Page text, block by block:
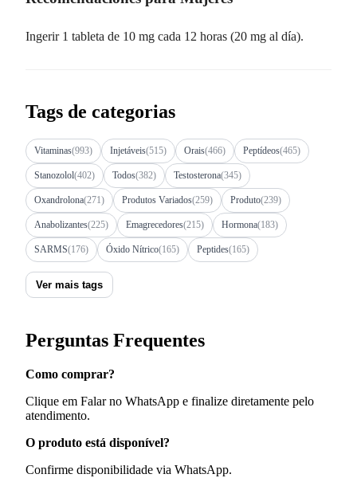
Ingerir 1 tableta de 10 mg cada 12 horas (20 mg al día).
Tags de categorias
Vitaminas(993) Injetáveis(515) Orais(466) Peptídeos(465)
Stanozolol(402) Todos(382) Testosterona(345)
Oxandrolona(271) Produtos Variados(259) Produto(239)
Anabolizantes(225) Emagrecedores(215) Hormona(183)
SARMS(176) Óxido Nítrico(165) Peptides(165)
Ver mais tags
Perguntas Frequentes
Como comprar?
Clique em Falar no WhatsApp e finalize diretamente pelo
atendimento.
O produto está disponível?
Confirme disponibilidade via WhatsApp.